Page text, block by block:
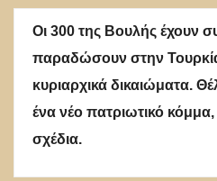
Οι 300 της Βουλής έχουν
παραδώσουν στην Τουρκία
κυριαρχικά δικαιώματα.
ένα νέο πατριωτικό
σχέδια.